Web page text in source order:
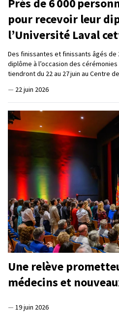
Près de 6 000
pour recevoir leur
l’Université Laval
Des finissantes et finissants âgés de
diplôme à l’occasion des
tiendront du 22 au 27 juin au Centre
— 22 juin 2026
Une relève
médecins et
— 19 juin 2026